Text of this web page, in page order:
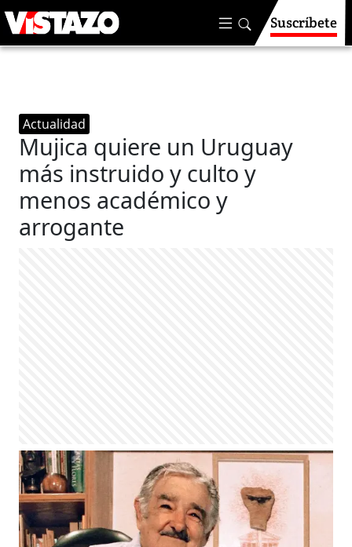
Suscríbete
Actualidad
Mujica quiere un Uruguay
más instruido y culto y
menos académico y
arrogante